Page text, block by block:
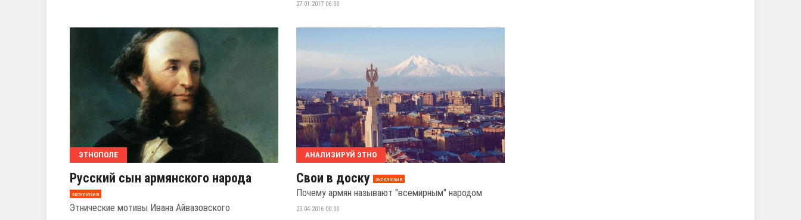
27.01.2017 06:00
ЭТНОПОЛЕ
Русский сын армянского народа
эксклюзив
Этнические мотивы Ивана Айвазовского
АНАЛИЗИРУЙ ЭТНО
Свои в доску эксклюзив
Почему армян называют "всемирным" народом
23.04.2016 00:00